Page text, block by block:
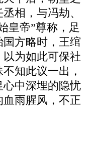
相，与冯劫、
皇帝”尊称，足
国方略时，王绾
为如此可保社
知此议一出，
中深埋的隐忧
雨腥风，不正